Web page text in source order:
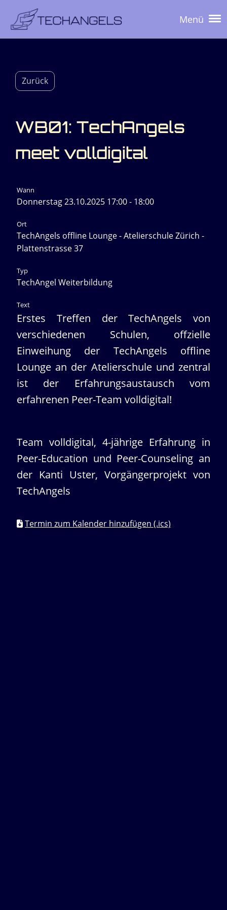
Menü
Zurück
WB01: TechAngels
meet volldigital
Wann
Donnerstag 23.10.2025 17:00 - 18:00
Ort
TechAngels offline Lounge - Atelierschule Zürich -
Plattenstrasse 37
Typ
TechAngel Weiterbildung
Text
Erstes Treffen der TechAngels von
verschiedenen Schulen, offzielle
Einweihung der TechAngels offline
Lounge an der Atelierschule und zentral
ist der Erfahrungsaustausch vom
erfahrenen Peer-Team volldigital!
Team volldigital, 4-jährige Erfahrung in
Peer-Education und Peer-Counseling an
der Kanti Uster, Vorgängerprojekt von
TechAngels
Termin zum Kalender hinzufügen (.ics)